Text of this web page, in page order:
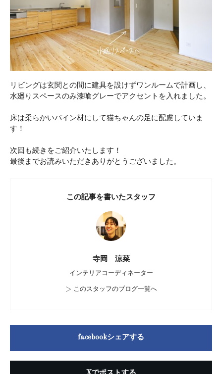
リビングは玄関との間に建具を設けずワンルームで計画し、
水廻りスペースのみ漆喰グレーでアクセントを入れました。
床は柔らかいパイン材にして猫ちゃんの足に配慮していま
す！
次回も続きをご紹介いたします！
最後までお読みいただきありがとうございました。
この記事を書いたスタッフ
寺岡 涼菜
インテリアコーディネーター
> このスタッフのブログ一覧へ
facebookシェアする